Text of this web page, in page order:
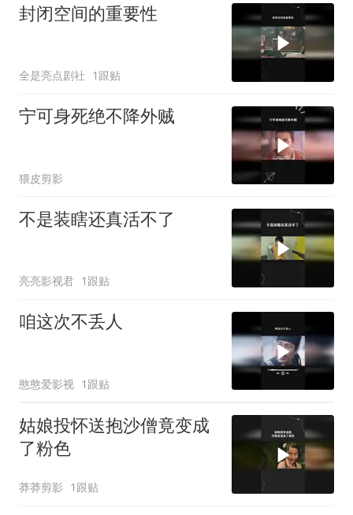
封闭空间的重要性
全是亮点剧社 1跟贴
宁可身死绝不降外贼
猥皮剪影
不是装瞎还真活不了
亮亮影视君 1跟贴
咱这次不丢人
憨憨爱影视 1跟贴
姑娘投怀送抱沙僧竟变成
了粉色
莽莽剪影 1跟贴